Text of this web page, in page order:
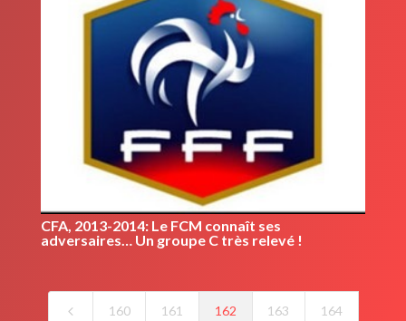
CFA, 2013-2014: Le FCM connaît ses
adversaires… Un groupe C très relevé !
4 160 161 162 163 164